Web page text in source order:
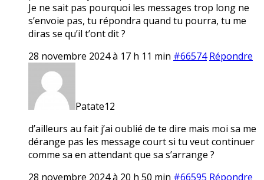
Je ne sait pas pourquoi les messages trop long ne
s’envoie pas, tu répondra quand tu pourra, tu me
diras se qu’il t’ont dit ?
28 novembre 2024 à 17 h 11 min #66574 Répondre
Patate12
d’ailleurs au fait j’ai oublié de te dire mais moi sa me
dérange pas les message court si tu veut continuer
comme sa en attendant que sa s’arrange ?
28 novembre 2024 à 20 h 50 min #66595 Répondre